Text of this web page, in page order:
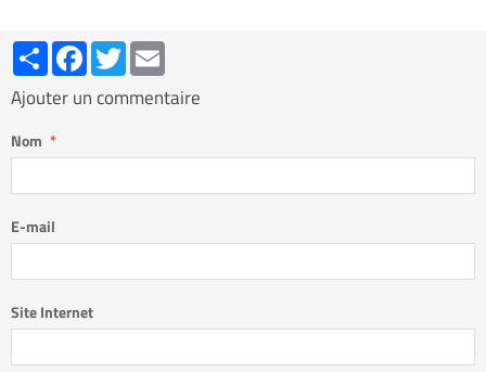
PartagerFacebookTwitter
Ajouter un commentaire
Nom
E-mail
Site Internet